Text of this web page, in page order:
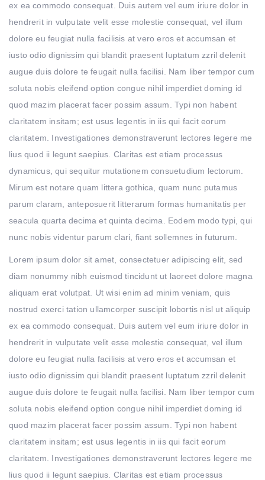
ex ea commodo consequat. Duis autem vel eum iriure dolor in
hendrerit in vulputate velit esse molestie consequat, vel illum
dolore eu feugiat nulla facilisis at vero eros et accumsan et
iusto odio dignissim qui blandit praesent luptatum zzril delenit
augue duis dolore te feugait nulla facilisi. Nam liber tempor cum
soluta nobis eleifend option congue nihil imperdiet doming id
quod mazim placerat facer possim assum. Typi non habent
claritatem insitam; est usus legentis in iis qui facit eorum
claritatem. Investigationes demonstraverunt lectores legere me
lius quod ii legunt saepius. Claritas est etiam processus
dynamicus, qui sequitur mutationem consuetudium lectorum.
Mirum est notare quam littera gothica, quam nunc putamus
parum claram, anteposuerit litterarum formas humanitatis per
seacula quarta decima et quinta decima. Eodem modo typi, qui
nunc nobis videntur parum clari, fiant sollemnes in futurum.
Lorem ipsum dolor sit amet, consectetuer adipiscing elit, sed
diam nonummy nibh euismod tincidunt ut laoreet dolore magna
aliquam erat volutpat. Ut wisi enim ad minim veniam, quis
nostrud exerci tation ullamcorper suscipit lobortis nisl ut aliquip
ex ea commodo consequat. Duis autem vel eum iriure dolor in
hendrerit in vulputate velit esse molestie consequat, vel illum
dolore eu feugiat nulla facilisis at vero eros et accumsan et
iusto odio dignissim qui blandit praesent luptatum zzril delenit
augue duis dolore te feugait nulla facilisi. Nam liber tempor cum
soluta nobis eleifend option congue nihil imperdiet doming id
quod mazim placerat facer possim assum. Typi non habent
claritatem insitam; est usus legentis in iis qui facit eorum
claritatem. Investigationes demonstraverunt lectores legere me
lius quod ii legunt saepius. Claritas est etiam processus